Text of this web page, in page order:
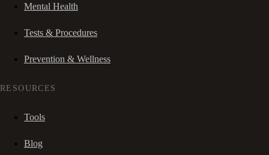
Mental Health
Tests & Procedures
Prevention & Wellness
RESOURCES
Tools
Blog